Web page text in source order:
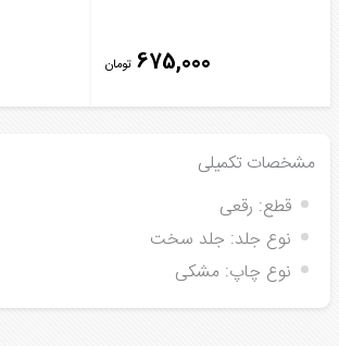
675,000 تومان
مشخصات تکمیلی
قطع: رقعی
نوع جلد: جلد سخت
نوع چاپ: مشکی